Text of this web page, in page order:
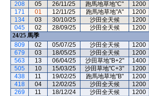
208
05 26/11/25 跑馬地草地"C" 1200
171
01 12/11/25 跑馬地草地"A" 1200
134
03 30/10/25 沙田全天候 1200
045
02 28/09/25 沙田全天候 1200
24/25 馬季
809
02 05/07/25 沙田全天候 1200
679
03 18/05/25 沙田全天候 1200
563
13 06/04/25 沙田草地"B+2" 1400
505
10 15/03/25 沙田草地"C+3" 1200
438
11 19/02/25 跑馬地草地"B" 1200
418
04 12/02/25 沙田全天候 1200
269
11 18/12/24 沙田全天候 1200